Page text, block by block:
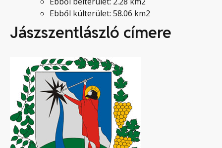
Ebből külterület: 58.06 km2
Jászszentlászló címere